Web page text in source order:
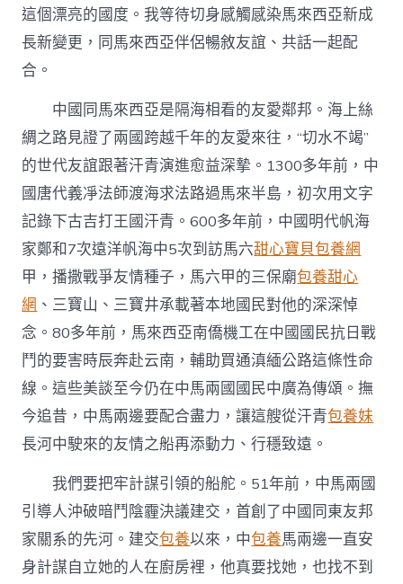
這個漂亮的國度。我等待切身感觸感染馬來西亞新成
長新變更，同馬來西亞伴侶暢敘友誼、共話一起配
合。
中國同馬來西亞是隔海相看的友愛鄰邦。海上絲
綢之路見證了兩國跨越千年的友愛來往，“切水不竭”
的世代友誼跟著汗青演進愈益深摯。1300多年前，中
國唐代義凈法師渡海求法路過馬來半島，初次用文字
記錄下古吉打王國汗青。600多年前，中國明代帆海
家鄭和7次遠洋帆海中5次到訪馬六甜心寶貝包養網
甲，播撒戰爭友情種子，馬六甲的三保廟包養甜心
網 、三寶山、三寶井承載著本地國民對他的深深悼
念。80多年前，馬來西亞南僑機工在中國國民抗日戰
鬥的要害時辰奔赴云南，輔助買通滇緬公路這條性命
線。這些美談至今仍在中馬兩國國民中廣為傳頌。撫
今追昔，中馬兩邊要配合盡力，讓這艘從汗青包養妹
長河中駛來的友情之船再添動力、行穩致遠。
我們要把牢計謀引領的船舵。51年前，中馬兩國
引導人沖破暗鬥陰霾決議建交，首創了中國同東友邦
家關系的先河。建交包養以來，中包養馬兩邊一直安
身計謀自立她的人在廚房裡，他真要找她，也找不到